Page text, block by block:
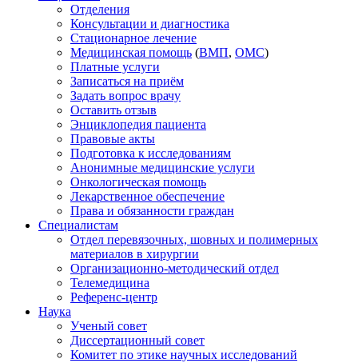
Отделения
Консультации и диагностика
Стационарное лечение
Медицинская помощь (ВМП, ОМС)
Платные услуги
Записаться на приём
Задать вопрос врачу
Оставить отзыв
Энциклопедия пациента
Правовые акты
Подготовка к исследованиям
Анонимные медицинские услуги
Онкологическая помощь
Лекарственное обеспечение
Права и обязанности граждан
Специалистам
Отдел перевязочных, шовных и полимерных
материалов в хирургии
Организационно-методический отдел
Телемедицина
Референс-центр
Наука
Ученый совет
Диссертационный совет
Комитет по этике научных исследований